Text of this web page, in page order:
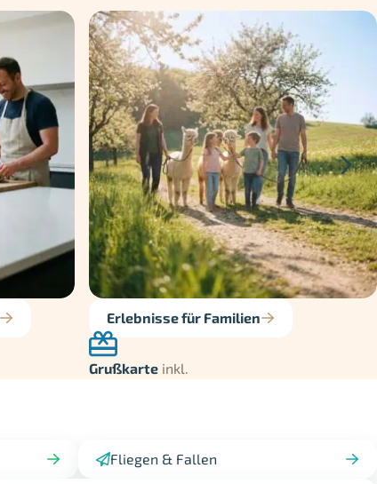
Erlebnisse für Familien
Grußkarte inkl.
Fliegen & Fallen